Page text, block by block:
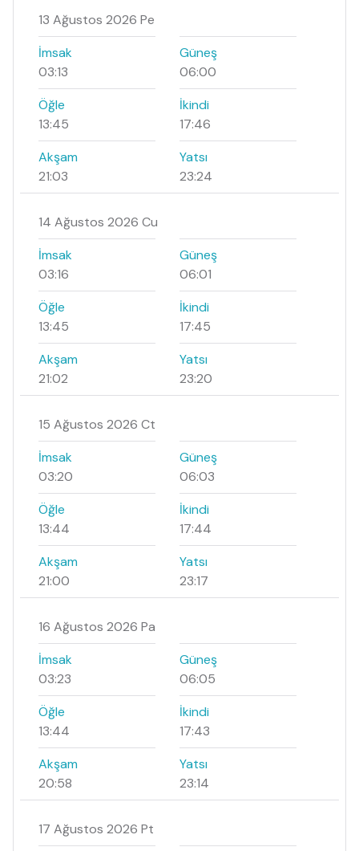
13 Ağustos 2026 Pe
İmsak
03:13
Güneş
06:00
Öğle
13:45
İkindi
17:46
Akşam
21:03
Yatsı
23:24
14 Ağustos 2026 Cu
İmsak
03:16
Güneş
06:01
Öğle
13:45
İkindi
17:45
Akşam
21:02
Yatsı
23:20
15 Ağustos 2026 Ct
İmsak
03:20
Güneş
06:03
Öğle
13:44
İkindi
17:44
Akşam
21:00
Yatsı
23:17
16 Ağustos 2026 Pa
İmsak
03:23
Güneş
06:05
Öğle
13:44
İkindi
17:43
Akşam
20:58
Yatsı
23:14
17 Ağustos 2026 Pt